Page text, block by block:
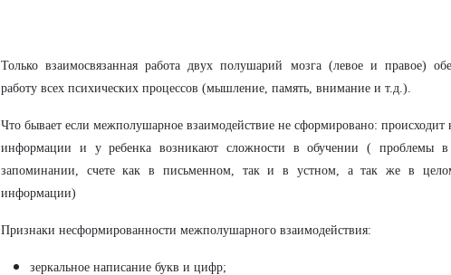
Только взаимосвязанная работа двух полушарий мозга (левое и правое)
работу всех психических процессов (мышление, память, внимание и т.д.).
Что бывает если межполушарное взаимодействие не сформировано: происходит
информации и у ребенка возникают сложности в обучении ( проблемы в
запоминании, счете как в письменном, так и в устном, а так же в
информации)
Признаки несформированности межполушарного взаимодействия:
зеркальное написание букв и цифр;